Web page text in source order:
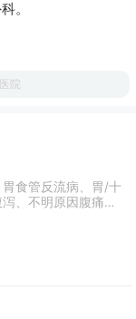
。
院
食管反流病、胃/十
、不明原因腹痛等
窥镜检查治疗,特别
症有见解，采用中